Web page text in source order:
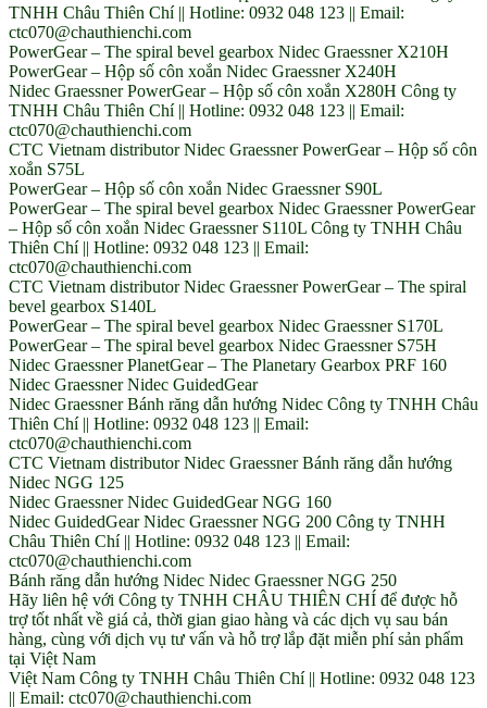
TNHH Châu Thiên Chí || Hotline: 0932 048 123 || Email:
ctc070@chauthienchi.com
PowerGear – The spiral bevel gearbox Nidec Graessner X210H
PowerGear – Hộp số côn xoắn Nidec Graessner X240H
Nidec Graessner PowerGear – Hộp số côn xoắn X280H Công ty
TNHH Châu Thiên Chí || Hotline: 0932 048 123 || Email:
ctc070@chauthienchi.com
CTC Vietnam distributor Nidec Graessner PowerGear – Hộp số côn
xoắn S75L
PowerGear – Hộp số côn xoắn Nidec Graessner S90L
PowerGear – The spiral bevel gearbox Nidec Graessner PowerGear
– Hộp số côn xoắn Nidec Graessner S110L Công ty TNHH Châu
Thiên Chí || Hotline: 0932 048 123 || Email:
ctc070@chauthienchi.com
CTC Vietnam distributor Nidec Graessner PowerGear – The spiral
bevel gearbox S140L
PowerGear – The spiral bevel gearbox Nidec Graessner S170L
PowerGear – The spiral bevel gearbox Nidec Graessner S75H
Nidec Graessner PlanetGear – The Planetary Gearbox PRF 160
Nidec Graessner Nidec GuidedGear
Nidec Graessner Bánh răng dẫn hướng Nidec Công ty TNHH Châu
Thiên Chí || Hotline: 0932 048 123 || Email:
ctc070@chauthienchi.com
CTC Vietnam distributor Nidec Graessner Bánh răng dẫn hướng
Nidec NGG 125
Nidec Graessner Nidec GuidedGear NGG 160
Nidec GuidedGear Nidec Graessner NGG 200 Công ty TNHH
Châu Thiên Chí || Hotline: 0932 048 123 || Email:
ctc070@chauthienchi.com
Bánh răng dẫn hướng Nidec Nidec Graessner NGG 250
Hãy liên hệ với Công ty TNHH CHÂU THIÊN CHÍ để được hỗ
trợ tốt nhất về giá cả, thời gian giao hàng và các dịch vụ sau bán
hàng, cùng với dịch vụ tư vấn và hỗ trợ lắp đặt miễn phí sản phẩm
tại Việt Nam
Việt Nam Công ty TNHH Châu Thiên Chí || Hotline: 0932 048 123
|| Email: ctc070@chauthienchi.com